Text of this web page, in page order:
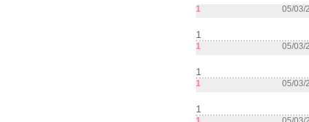
1 05/03/
1
1 05/03/
1
1 05/03/
1